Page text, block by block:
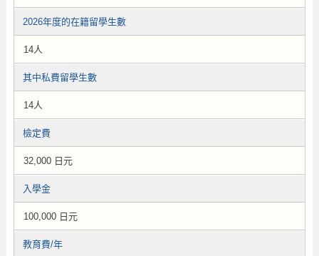
2026年度的在籍留學生數
14人
其中私費留學生數
14人
檢定費
32,000 日元
入學金
100,000 日元
教育費/年